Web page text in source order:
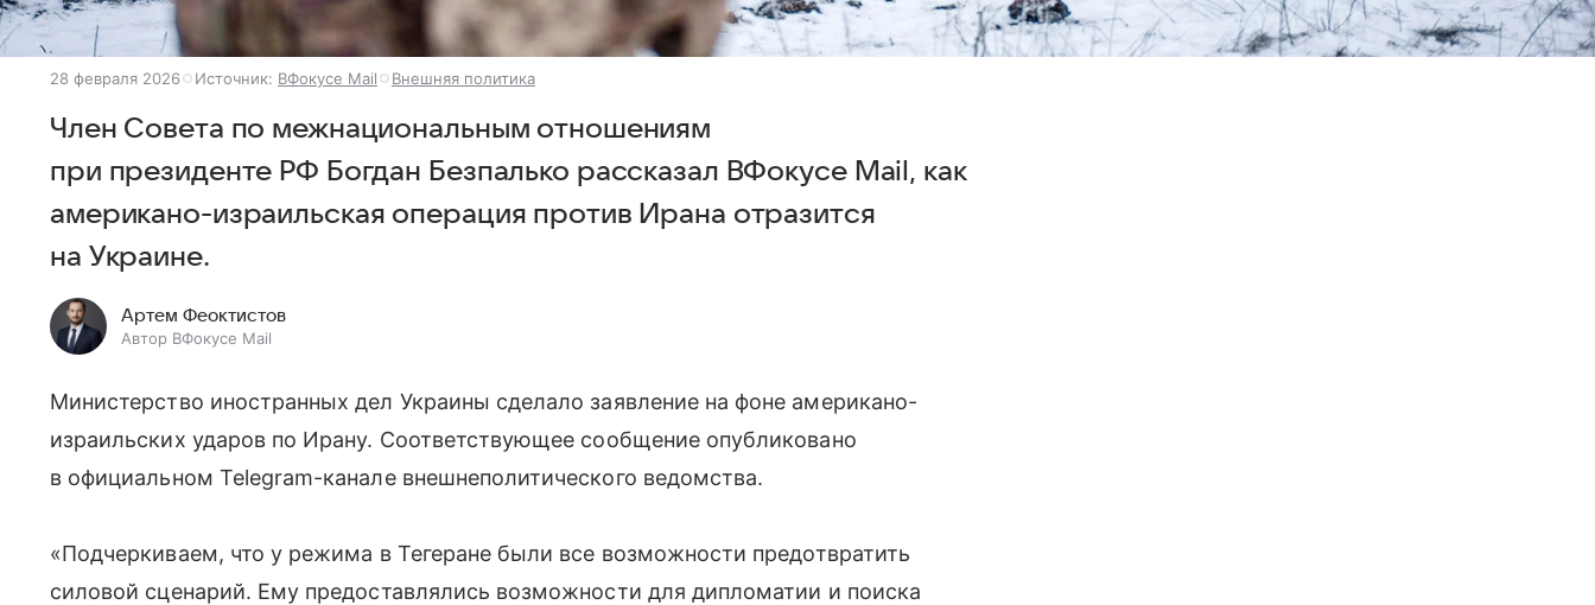
28 февраля 2026 Источник: ВФокусе Mail Внешняя политика
Член Совета по межнациональным отношениям
при президенте РФ Богдан Безпалько рассказал ВФокусе Mail, как
американо-израильская операция против Ирана отразится
на Украине.
Артем Феоктистов
Автор ВФокусе Mail
Министерство иностранных дел Украины сделало заявление на фоне американо-
израильских ударов по Ирану. Соответствующее сообщение опубликовано
в официальном Telegram-канале внешнеполитического ведомства.
«Подчеркиваем, что у режима в Тегеране были все возможности предотвратить
силовой сценарий. Ему предоставлялись возможности для дипломатии и поиска